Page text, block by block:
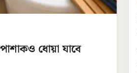
ধোয়া যাবে